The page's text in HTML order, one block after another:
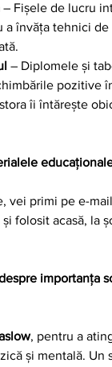
– Fișele de lucru
a învăța tehnici
– Diplomele și
pozitive
îi întărește
vei primi pe e-
folosit acasă, la
importanța
, pentru a
și mentală.